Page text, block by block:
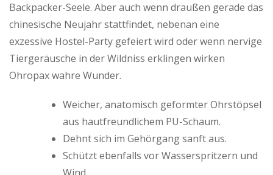
Backpacker-Seele. Aber auch wenn draußen gerade das
chinesische Neujahr stattfindet, nebenan eine
exzessive Hostel-Party gefeiert wird oder wenn nervige
Tiergeräusche in der Wildniss erklingen wirken
Ohropax wahre Wunder.
Weicher, anatomisch geformter Ohrstöpsel
aus hautfreundlichem PU-Schaum.
Dehnt sich im Gehörgang sanft aus.
Schützt ebenfalls vor Wasserspritzern und